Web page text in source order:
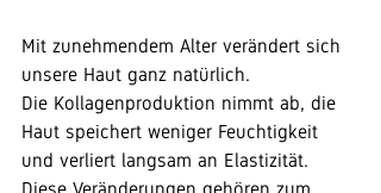
Mit zunehmendem Alter verändert sich
unsere Haut ganz natürlich.
Die Kollagenproduktion nimmt ab, die
Haut speichert weniger Feuchtigkeit
und verliert langsam an Elastizität.